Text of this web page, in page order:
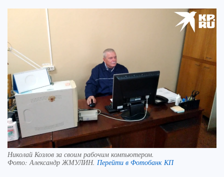
Николай Козлов за своим рабочим компьютером.
Фото:Александр ЖМУЛИН. Перейти в Фотобанк КП